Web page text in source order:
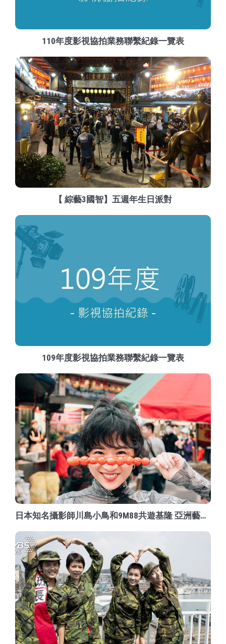
110年度影視協拍業務聯繫紀錄一覽表
【 綜藝3國智】五週年生日派對
109年度影視協拍業務聯繫紀錄一覽表
日本知名攝影師川島小鳥和9M88共遊基隆 亞洲藝文旅行網站HERENOW基隆特輯上線了！